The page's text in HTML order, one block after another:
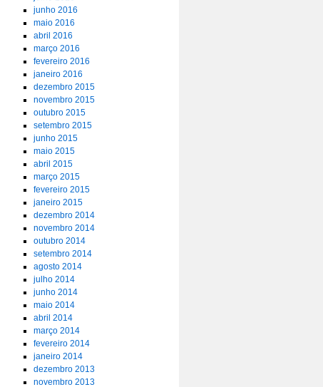
junho 2016
maio 2016
abril 2016
março 2016
fevereiro 2016
janeiro 2016
dezembro 2015
novembro 2015
outubro 2015
setembro 2015
junho 2015
maio 2015
abril 2015
março 2015
fevereiro 2015
janeiro 2015
dezembro 2014
novembro 2014
outubro 2014
setembro 2014
agosto 2014
julho 2014
junho 2014
maio 2014
abril 2014
março 2014
fevereiro 2014
janeiro 2014
dezembro 2013
novembro 2013